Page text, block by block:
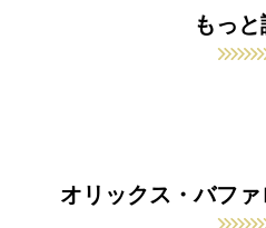
もっ
オリックス・バフ